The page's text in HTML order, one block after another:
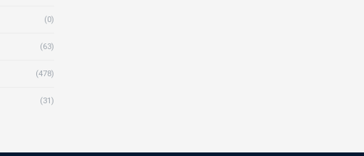
(0)
(63)
(478)
(31)